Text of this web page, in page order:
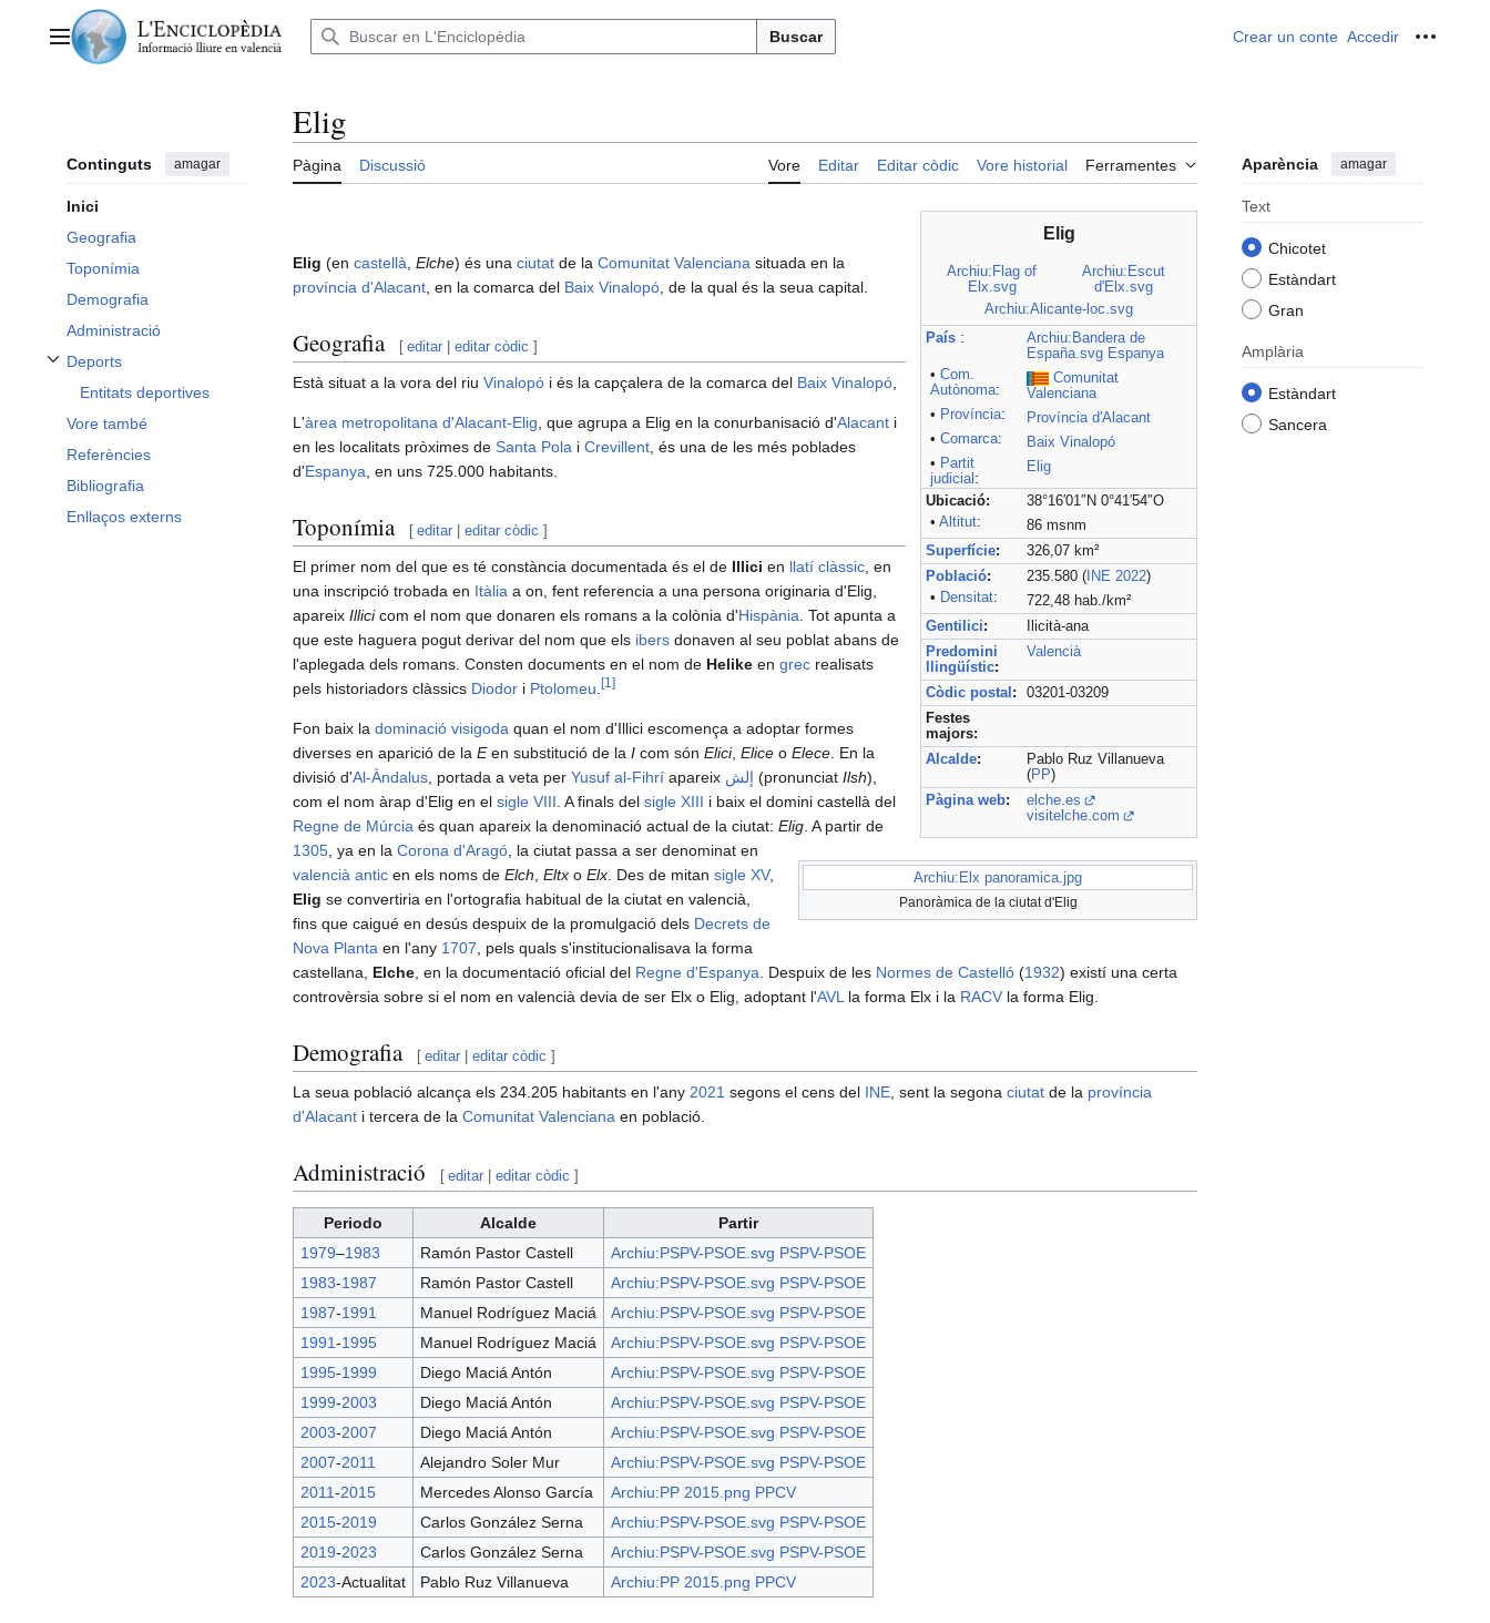
contingutMenú principal Buscar Crear un conte Accedir
Continguts amagar
Inici
Geografia
Toponímia
Demografia
Administració
Deports
Alternar subsecció Deports
Entitats deportives
Vore també
Referències
Bibliografia
Enllaços externs
Elig
Pàgina Discussió Vore Editar Editar còdic Vore historial Ferramentes Aparència amagar
Text
Chicotet
Estàndart
Gran
Amplària
Estàndart
Sancera
Elig
Archiu:Flag of
Elx.svg
Archiu:Escut
d'Elx.svg
Archiu:Alicante-loc.svg
País :
Archiu:Bandera de
España.svg Espanya
• Com.
Autònoma:
Comunitat
Valenciana
• Província:
Província d'Alacant
• Comarca:
Baix Vinalopó
• Partit
judicial :
Elig
Ubicació:
38°16′01″N 0°41′54″O
• Altitut:
86 msnm
Superfície:
326,07 km²
Població: 235.580 ( INE 2022)
• Densitat:
722,48 hab./km²
Gentilici:
Ilicità-ana
Predomini
llingüístic:
Valencià
Còdic postal :
03201-03209
Festes
majors:
Alcalde:
Pablo Ruz Villanueva
(PP)
Pàgina web:
elche.es
visitelche.com
Archiu:Elx panoramica.jpg
Panoràmica de la ciutat d'Elig
Elig (en castellà Elche) és una ciutat de la Comunitat Valenciana situada en la
província d'Alacant , en la comarca del Baix Vinalopó , de la qual és la seua capital.
Geografia [ editar |editar còdic ]
Està situat a la vora del riu Vinalopó i és la capçalera de la comarca del Baix Vinalopó
L'àrea metropolitana d'Alacant-Elig , que agrupa a Elig en la conurbanisació d'Alacant i
en les localitats pròximes de Santa Pola i Crevillent , és una de les més poblades
d'Espanya , en uns 725.000 habitants.
Toponímia [ editar |editar còdic ]
El primer nom del que es té constància documentada és el de Illici en llatí clàssic , en
una inscripció trobada en Itàlia a on, fent referencia a una persona originaria d'Elig,
apareix Illicicom el nom que donaren els romans a la colònia d'Hispània . Tot apunta a
que este haguera pogut derivar del nom que els ibers donaven al seu poblat abans de
l'aplegada dels romans. Consten documents en el nom de Helike en grec realisats
pels historiadors clàssics Diodor i Ptolomeu [1 ]
Fon baix la dominació visigoda quan el nom d'Illici escomença a adoptar formes
diverses en aparició de la Een substitució de la I com són Elici, Elice o Elece . En la
divisió d'Al-Àndalus , portada a veta per Yusuf al-Fihrí apareix إلش (pronunciat Ilsh),
com el nom àrap d'Elig en el sigle VIII . A finals del sigle XIII i baix el domini castellà del
Regne de Múrcia és quan apareix la denominació actual de la ciutat: Elig . A partir de
1305 , ya en la Corona d'Aragó , la ciutat passa a ser denominat en
valencià antic en els noms de Elch Eltx o Elx . Des de mitan sigle XV,
Elig se convertiria en l'ortografia habitual de la ciutat en valencià,
fins que caigué en desús despuix de la promulgació dels Decrets de
Nova Planta en l'any 1707 , pels quals s'institucionalisava la forma
castellana, Elche , en la documentació oficial del Regne d'Espanya . Despuix de les Normes de Castelló (1932) existí una certa
controvèrsia sobre si el nom en valencià devia de ser Elx o Elig, adoptant l'AVL la forma Elx i la RACV la forma Elig.
Demografia [ editar |editar còdic ]
La seua població alcança els 234.205 habitants en l'any 2021 segons el cens del INE, sent la segona ciutat de la província
d'Alacant i tercera de la Comunitat Valenciana en població.
Administració [ editar |editar còdic ]
Periodo Alcalde
Partir
1979–1983 Ramón Pastor Castell Archiu:PSPV-PSOE.svg PSPV-PSOE
1983-1987 Ramón Pastor Castell Archiu:PSPV-PSOE.svg PSPV-PSOE
1987-1991 Manuel Rodríguez Maciá Archiu:PSPV-PSOE.svg PSPV-PSOE
1991-1995 Manuel Rodríguez Maciá Archiu:PSPV-PSOE.svg PSPV-PSOE
1995-1999 Diego Maciá Antón Archiu:PSPV-PSOE.svg PSPV-PSOE
1999-2003 Diego Maciá Antón Archiu:PSPV-PSOE.svg PSPV-PSOE
2003-2007 Diego Maciá Antón Archiu:PSPV-PSOE.svg PSPV-PSOE
2007-2011 Alejandro Soler Mur Archiu:PSPV-PSOE.svg PSPV-PSOE
2011-2015 Mercedes Alonso García Archiu:PP 2015.png PPCV
2015-2019 Carlos González Serna Archiu:PSPV-PSOE.svg PSPV-PSOE
2019-2023 Carlos González Serna Archiu:PSPV-PSOE.svg PSPV-PSOE
2023-Actualitat Pablo Ruz Villanueva Archiu:PP 2015.png PPCV